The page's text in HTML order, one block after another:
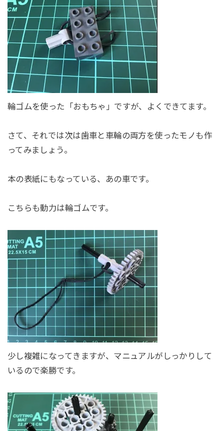
輪ゴムを使った「おもちゃ」ですが、よくできてます。
さて、それでは次は歯車と車輪の両方を使ったモノも作
ってみましょう。
本の表紙にもなっている、あの車です。
こちらも動力は輪ゴムです。
少し複雑になってきますが、マニュアルがしっかりして
いるので楽勝です。